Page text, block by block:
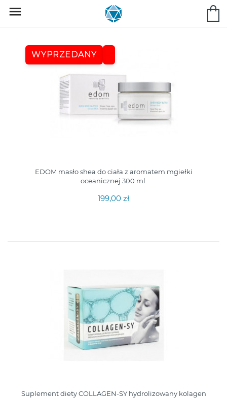

WYPRZEDANY
EDOM masło shea do ciała z aromatem mgiełki
oceanicznej 300 ml.
199,00 zł
Suplement diety COLLAGEN-SY hydrolizowany kolagen